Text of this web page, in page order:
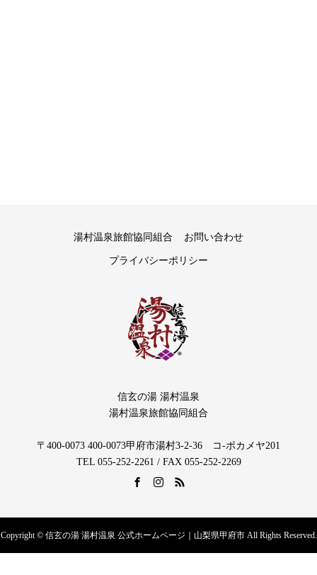
湯村温泉旅館協同組合 お問い合わせ
プライバシーポリシー
信玄の湯 湯村温泉
湯村温泉旅館協同組合
〒400-0073 400-0073甲府市湯村3-2-36 コ-ポカメヤ201
TEL 055‐252‐2261 / FAX 055‐252‐2269
Copyright © 信玄の湯 湯村温泉 公式ホームページ｜山梨県甲府市 All Rights Reserved.